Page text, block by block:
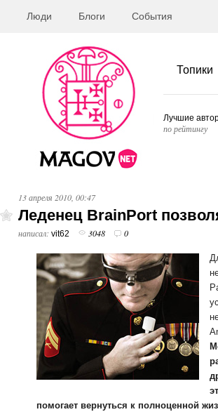
Люди Блоги События
Топики
Лучшие
по рейтингу
13 апреля 2010, 00:47
Леденец BrainPort
написал: vit62 3048 0
помогает вернуться к полноценной